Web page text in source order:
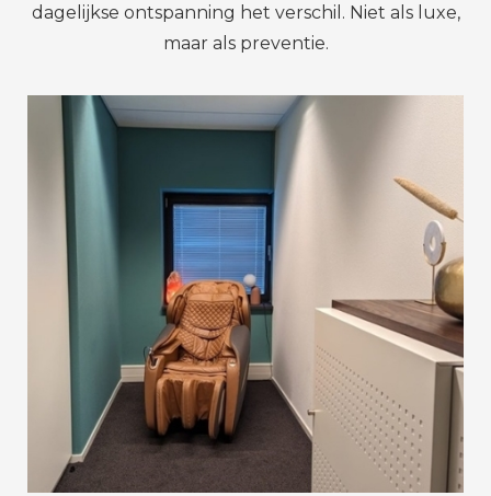
dagelijkse ontspanning het verschil. Niet als luxe,
maar als preventie.